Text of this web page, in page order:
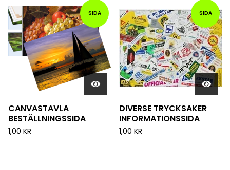
SIDA
CANVASTAVLA
BESTÄLLNINGSSIDA
1,00 KR
SIDA
DIVERSE TRYCKSAKER
INFORMATIONSSIDA
1,00 KR